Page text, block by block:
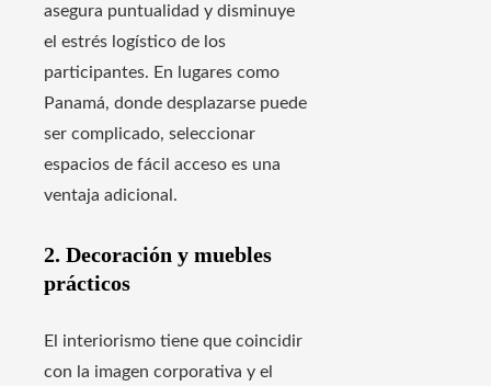
asegura puntualidad y disminuye
el estrés logístico de los
participantes. En lugares como
Panamá, donde desplazarse puede
ser complicado, seleccionar
espacios de fácil acceso es una
ventaja adicional.
2. Decoración y muebles
prácticos
El interiorismo tiene que coincidir
con la imagen corporativa y el